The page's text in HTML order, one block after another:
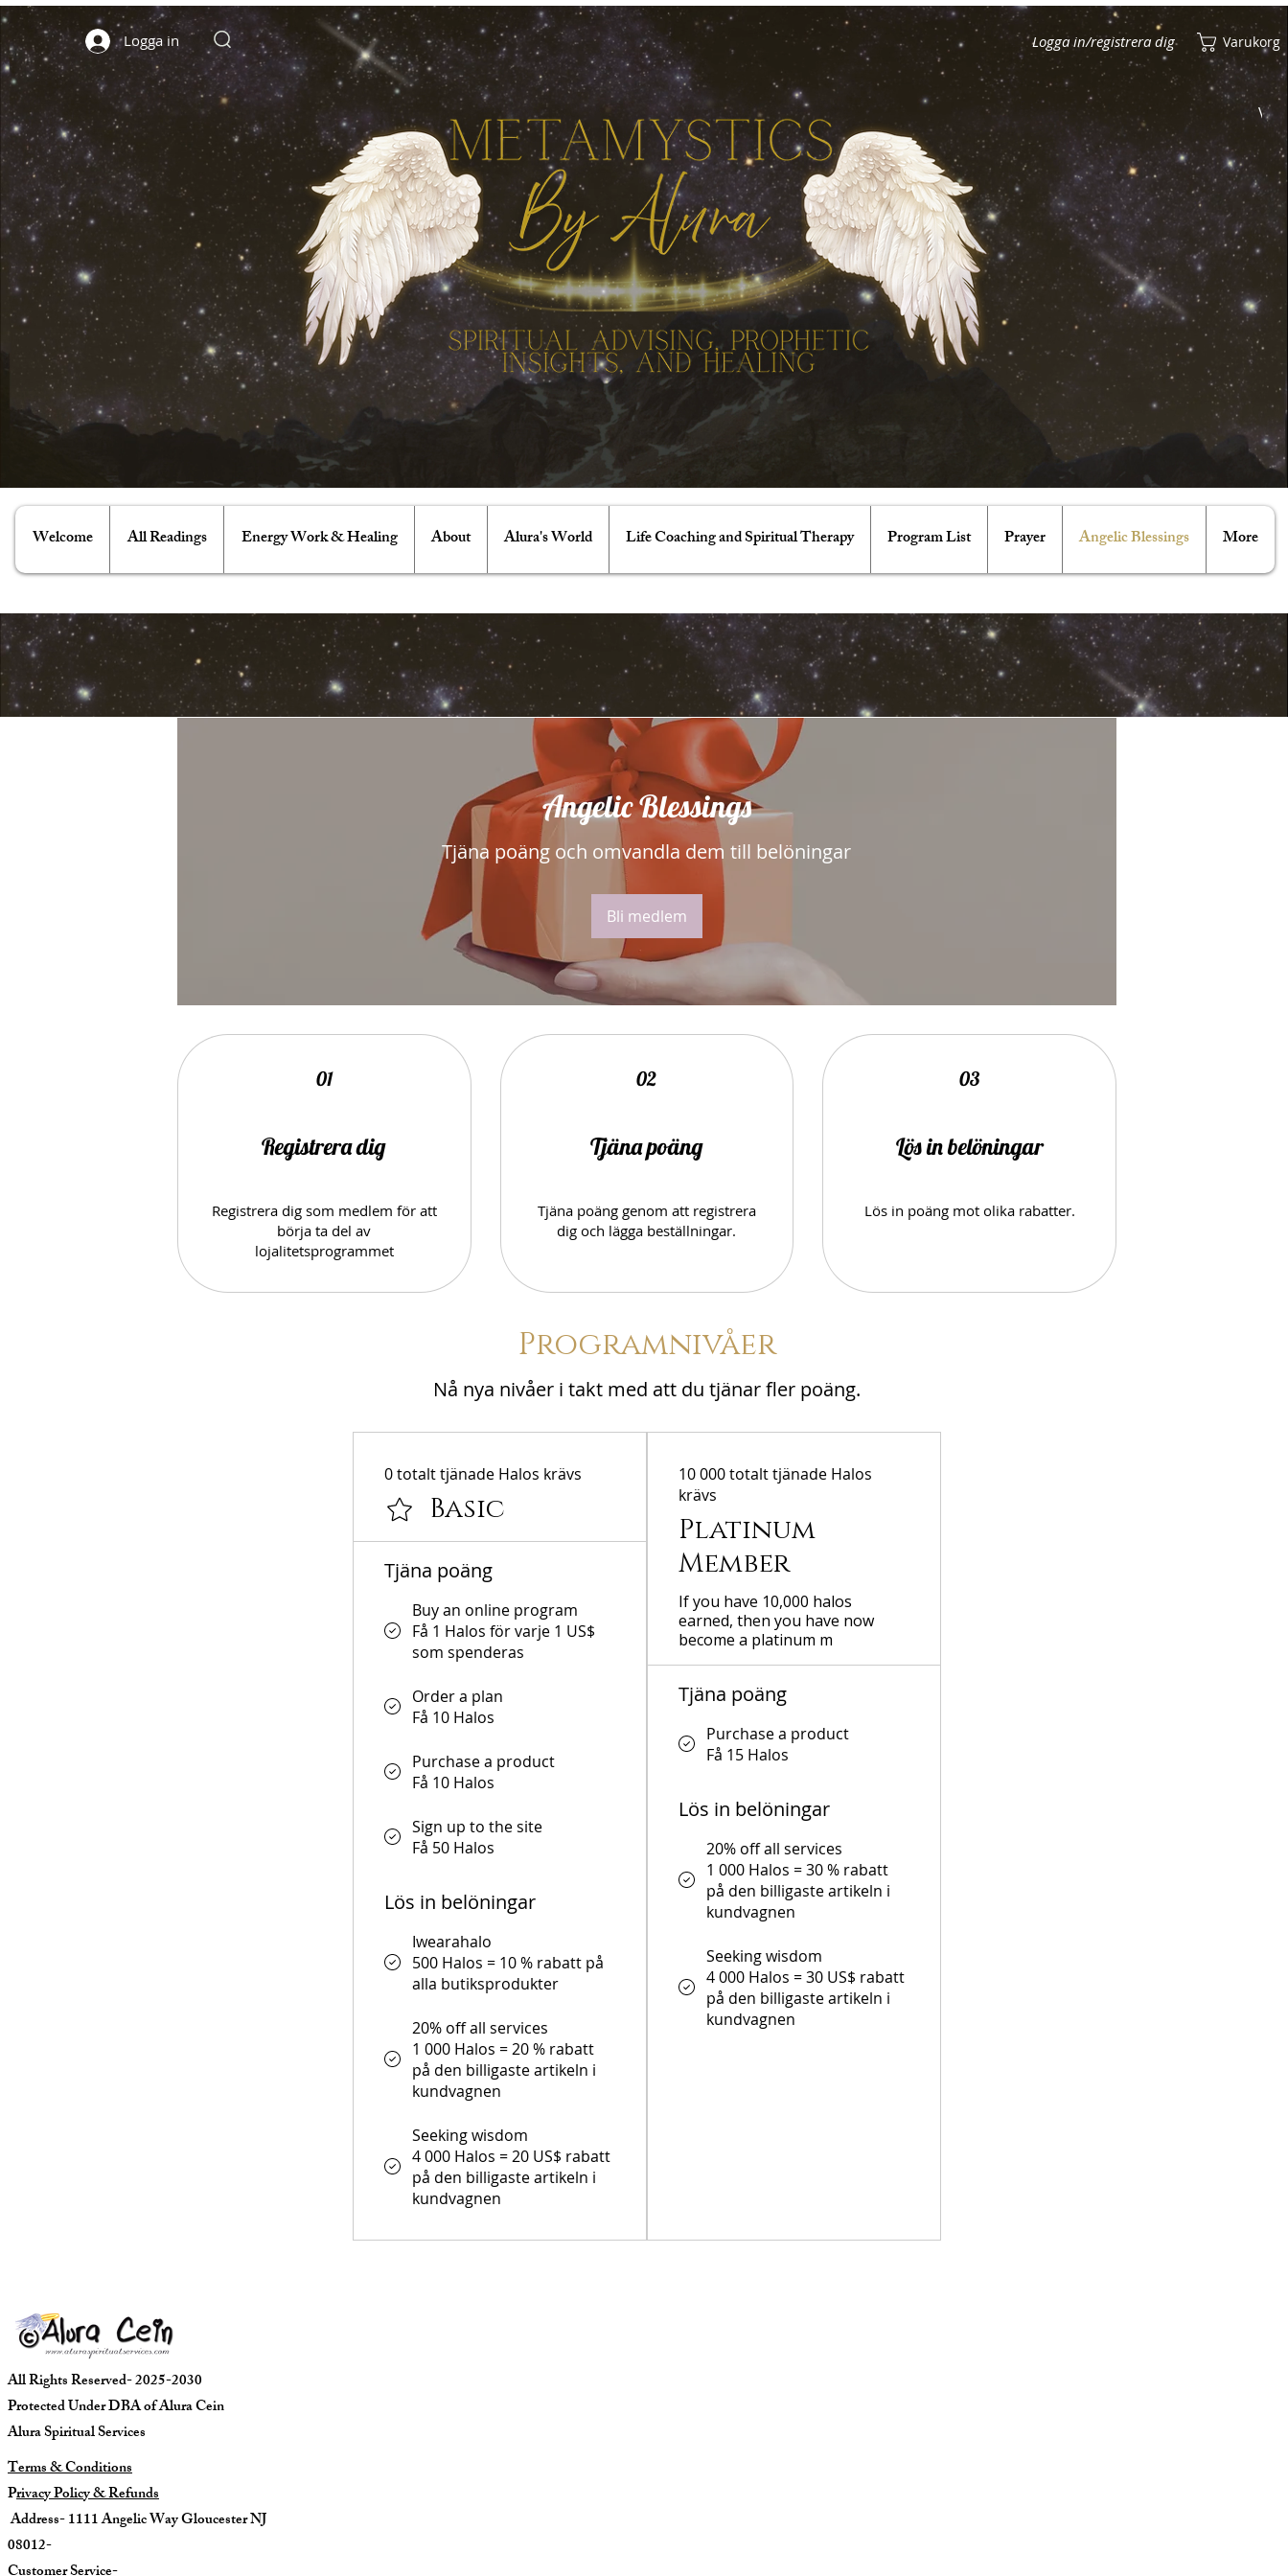
Logga in Logga in/registrera dig Varukorg
Visa poäng
Welcome All Readings Energy Work & Healing About Alura's World Life Coaching and Spiritual Therapy Program List Prayer Angelic Blessings More
Angelic Blessings
Tjäna poäng och omvandla dem till belöningar
Bli medlem
01
Registrera dig
Registrera dig som medlem för att
börja ta del av
lojalitetsprogrammet
02
Tjäna poäng
Tjäna poäng genom att registrera
dig och lägga beställningar.
03
Lös in belöningar
Lös in poäng mot olika rabatter.
Programnivåer
Nå nya nivåer i takt med att du tjänar fler poäng.
Basic
0 totalt tjänade Halos krävs
Tjäna poäng
Buy an online program
Få 1 Halos för varje 1 US$
som spenderas
Order a plan
Få 10 Halos
Purchase a product
Få 10 Halos
Sign up to the site
Få 50 Halos
Lös in belöningar
Iwearahalo
500 Halos = 10 % rabatt på
alla butiksprodukter
20% off all services
1 000 Halos = 20 % rabatt
på den billigaste artikeln i
kundvagnen
Seeking wisdom
4 000 Halos = 20 US$ rabatt
på den billigaste artikeln i
kundvagnen
Platinum
Member
10 000 totalt tjänade Halos
krävs
If you have 10,000 halos
earned, then you have now
become a platinum m
Tjäna poäng
Purchase a product
Få 15 Halos
Lös in belöningar
20% off all services
1 000 Halos = 30 % rabatt
på den billigaste artikeln i
kundvagnen
Seeking wisdom
4 000 Halos = 30 US$ rabatt
på den billigaste artikeln i
kundvagnen
All Rights Reserved- 2025-2030
Protected Under DBA of Alura Cein
Alura Spiritual Services
Terms & Conditions
Privacy Policy & Refunds
Address- 1111 Angelic Way Gloucester NJ
08012-